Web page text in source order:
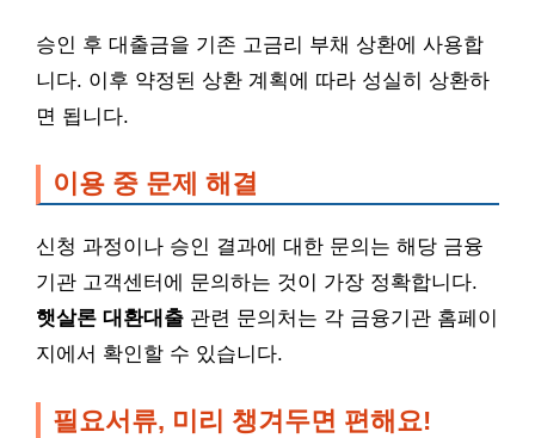
승인 후 대출금을 기존 고금리 부채 상환에 사용합
니다. 이후 약정된 상환 계획에 따라 성실히 상환하
면 됩니다.
이용 중 문제 해결
신청 과정이나 승인 결과에 대한 문의는 해당 금융
기관 고객센터에 문의하는 것이 가장 정확합니다.
햇살론 대환대출 관련 문의처는 각 금융기관 홈페이
지에서 확인할 수 있습니다.
필요서류, 미리 챙겨두면 편해요!